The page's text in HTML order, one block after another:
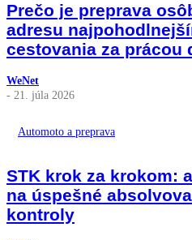
Prečo je preprava
adresu
cestovania za prácou
WeNet
- 21. júla 2026
Automoto a preprava
STK krok za krokom:
na úspešné
kontroly